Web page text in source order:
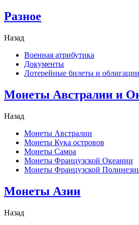
Разное
Назад
Военная атрибутика
Документы
Лотерейные билеты и облигации
Монеты Австралии и
Назад
Монеты Австралии
Монеты Кука островов
Монеты Самоа
Монеты Французской Океании
Монеты Французской
Монеты Азии
Назад